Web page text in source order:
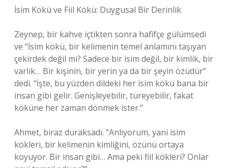
İsim Kökü ve Fiil Kökü: Duygusal Bir Derinlik
Zeynep, bir kahve içtikten sonra hafifçe gülümsedi
ve “İsim kökü, bir kelimenin temel anlamını taşıyan
çekirdek değil mi? Sadece bir isim değil, bir kimlik, bir
varlık… Bir kişinin, bir yerin ya da bir şeyin özüdür”
dedi. “İşte, bu yüzden dildeki her isim kökü bana bir
insan gibi gelir. Genişleyebilir, türeyebilir, fakat
köküne her zaman dönmek ister.”
Ahmet, biraz duraksadı. “Anlıyorum, yani isim
kökleri, bir kelimenin kimliğini, özünü ortaya
koyuyor. Bir insan gibi… Ama peki fiil kökleri? Onlar